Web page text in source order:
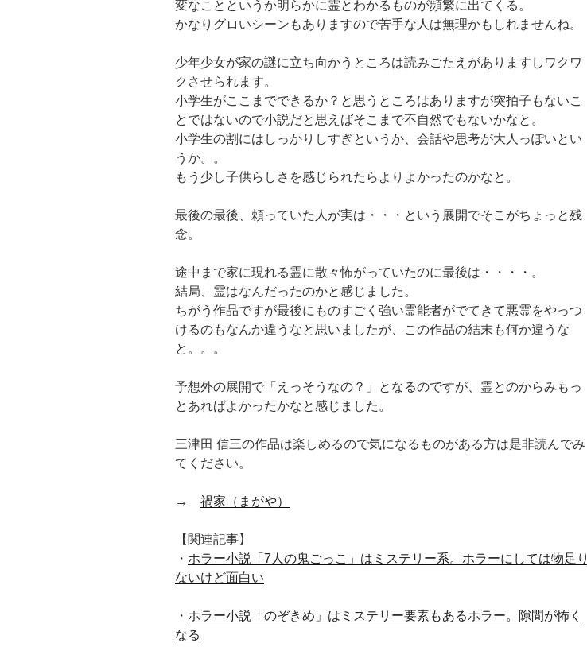
変なことというか明らかに霊とわかるものが頻繁に出てくる。
かなりグロいシーンもありますので苦手な人は無理かもしれませんね。
少年少女が家の謎に立ち向かうところは読みごたえがありますしワクワ
クさせられます。
小学生がここまでできるか？と思うところはありますが突拍子もないこ
とではないので小説だと思えばそこまで不自然でもないかなと。
小学生の割にはしっかりしすぎというか、会話や思考が大人っぽいとい
うか。。
もう少し子供らしさを感じられたらよりよかったのかなと。
最後の最後、頼っていた人が実は・・・という展開でそこがちょっと残
念。
途中まで家に現れる霊に散々怖がっていたのに最後は・・・・。
結局、霊はなんだったのかと感じました。
ちがう作品ですが最後にものすごく強い霊能者がでてきて悪霊をやっつ
けるのもなんか違うなと思いましたが、この作品の結末も何か違うな
と。。。
予想外の展開で「えっそうなの？」となるのですが、霊とのからみもっ
とあればよかったかなと感じました。
三津田 信三の作品は楽しめるので気になるものがある方は是非読んでみ
てください。
→ 禍家（まがや）
【関連記事】
・ ホラー小説「7人の鬼ごっこ」はミステリー系。ホラーにしては物足り
ないけど面白い
・ ホラー小説「のぞきめ」はミステリー要素もあるホラー。隙間が怖く
なる